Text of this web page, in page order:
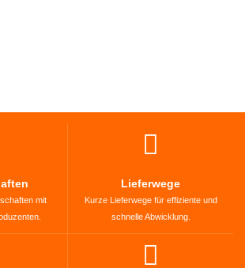
mit
Lieferwege
Kurze Lieferwege für effiziente und
schnelle Abwicklung.